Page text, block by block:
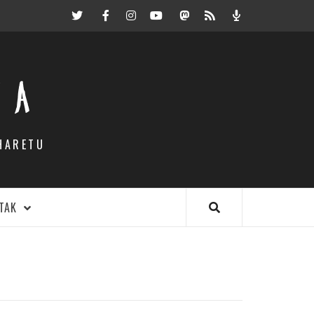
TwitterFacebookInstagramYoutubeMastodon.eus
RSS Podcast